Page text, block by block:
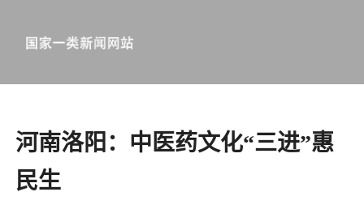
河南洛阳：中医药文化“三进”惠
民生